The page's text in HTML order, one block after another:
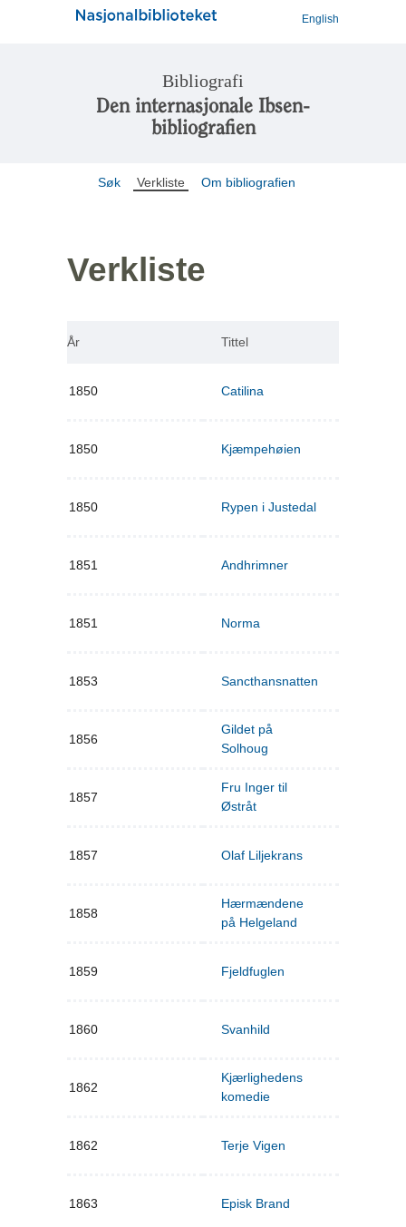
English
Bibliografi
Den internasjonale Ibsen-
bibliografien
Søk Verkliste Om bibliografien
Verkliste
År Tittel
1850 Catilina
1850 Kjæmpehøien
1850 Rypen i Justedal
1851 Andhrimner
1851 Norma
1853 Sancthansnatten
1856
Gildet på
Solhoug
1857
Fru Inger til
Østråt
1857 Olaf Liljekrans
1858
Hærmændene
på Helgeland
1859 Fjeldfuglen
1860 Svanhild
1862
Kjærlighedens
komedie
1862 Terje Vigen
1863 Episk Brand